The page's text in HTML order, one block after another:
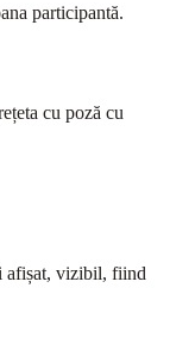
participantă.
cu poză cu
afișat, vizibil, fiind